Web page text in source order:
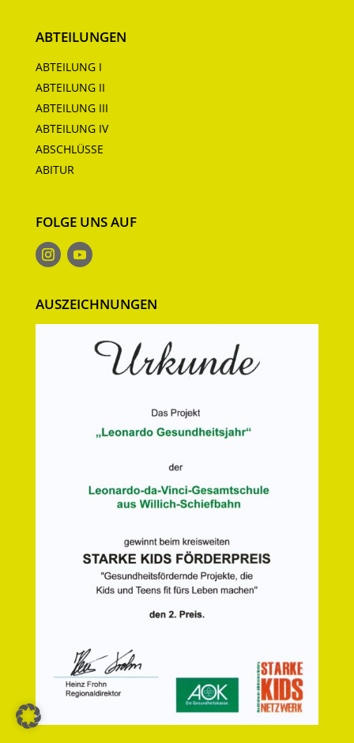
ABTEILUNGEN
ABTEILUNG I
ABTEILUNG II
ABTEILUNG III
ABTEILUNG IV
ABSCHLÜSSE
ABITUR
FOLGE UNS AUF
AUSZEICHNUNGEN